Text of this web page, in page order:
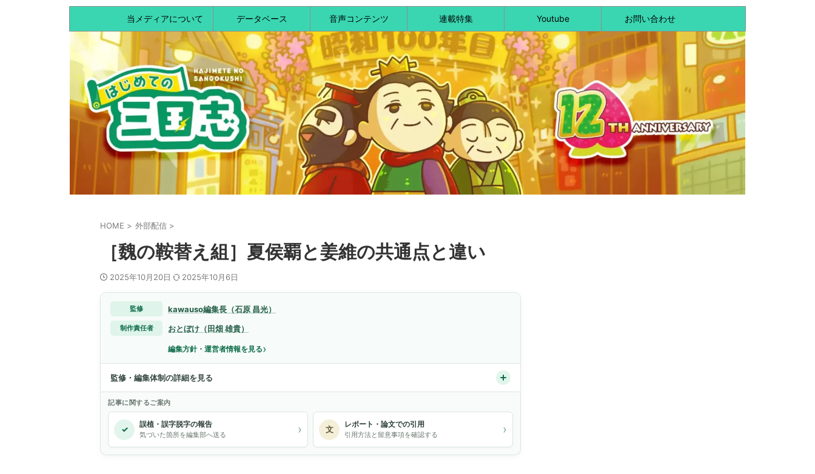
当メディアについて データベース 音声コンテンツ 連載特集 Youtube お問い合わせ
HOME > 外部配信 >
［魏の鞍替え組］夏侯覇と姜維の共通点と違い
2025年10月20日 2025年10月6日
監修 kawauso編集長（石原 昌光）
制作責任者 おとぼけ（田畑 雄貴）
編集方針・運営者情報を見る›
監修・編集体制の詳細を見る
記事に関するご案内
✓ 誤植・誤字脱字の報告
気づいた箇所を編集部へ送る › 文 レポート・論文での引用
引用方法と留意事項を確認する ›